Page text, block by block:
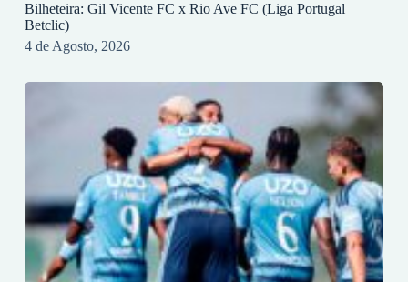
Bilheteira: Gil Vicente FC x Rio Ave FC (Liga Portugal
Betclic)
4 de Agosto, 2026